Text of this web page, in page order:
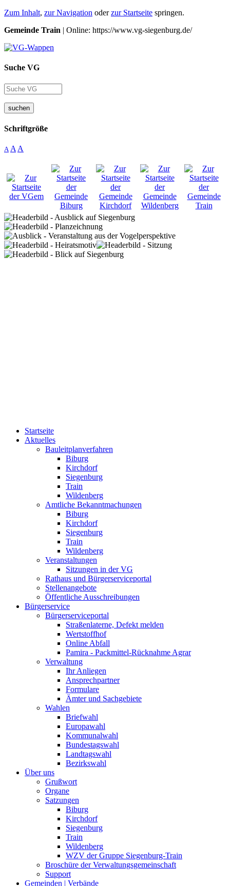
Zum Inhalt, zur Navigation oderzur Startseite springen.
Gemeinde Train | Online: https://www.vg-siegenburg.de/
Suche VG
suchen
Schriftgröße
A A A
Startseite
Aktuelles
Bauleitplanverfahren
Biburg
Kirchdorf
Siegenburg
Train
Wildenberg
Amtliche Bekanntmachungen
Biburg
Kirchdorf
Siegenburg
Train
Wildenberg
Veranstaltungen
Sitzungen in der VG
Rathaus und Bürgerserviceportal
Stellenangebote
Öffentliche Ausschreibungen
Bürgerservice
Bürgerserviceportal
Straßenlaterne, Defekt melden
Wertstoffhof
Online Abfall
Pamira - Packmittel-Rücknahme Agrar
Verwaltung
Ihr Anliegen
Ansprechpartner
Formulare
Ämter und Sachgebiete
Wahlen
Briefwahl
Europawahl
Kommunalwahl
Bundestagswahl
Landtagswahl
Bezirkswahl
Über uns
Grußwort
Organe
Satzungen
Biburg
Kirchdorf
Siegenburg
Train
Wildenberg
WZV der Gruppe Siegenburg-Train
Broschüre der Verwaltungsgemeinschaft
Support
Gemeinden | Verbände